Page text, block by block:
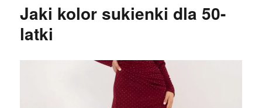
Jaki kolor sukienki dla 50-
latki